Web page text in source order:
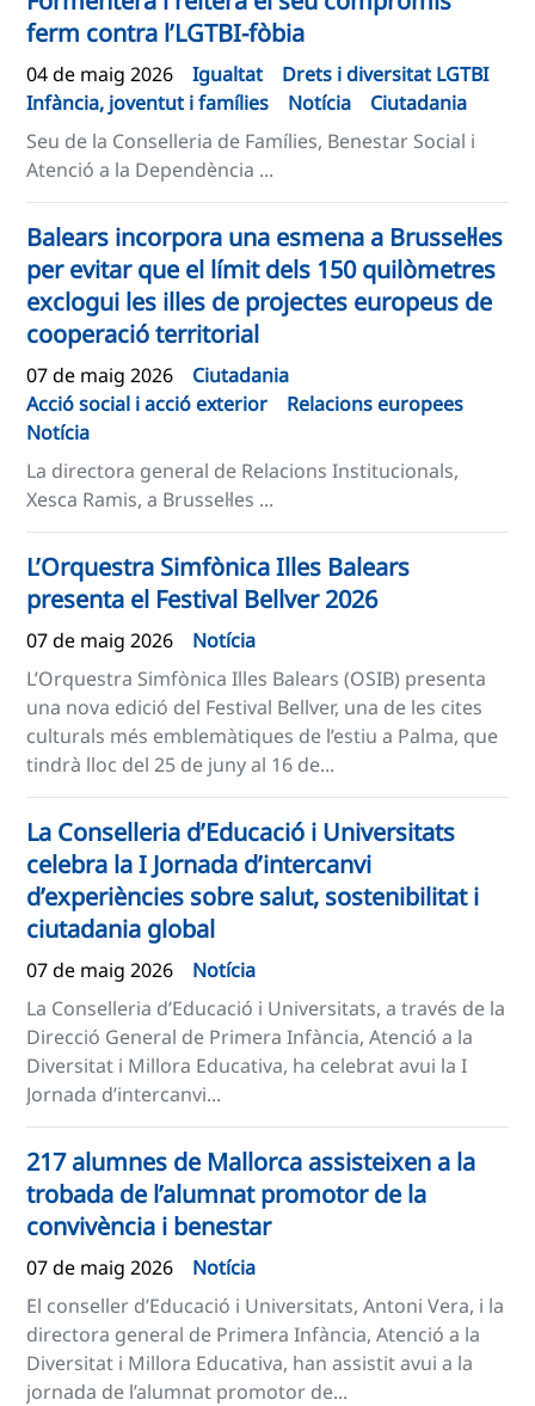
ferm contra l’LGTBI-fòbia
04 de maig 2026 Igualtat
Drets i diversitat LGTBI
Infància, joventut i famílies
Notícia
Ciutadania
Seu de la Conselleria de Famílies, Benestar Social i
Atenció a la Dependència ...
Balears incorpora una esmena a Brussel·les
per evitar que el límit dels 150 quilòmetres
exclogui les illes de projectes europeus de
cooperació territorial
07 de maig 2026
Ciutadania
Acció social i acció exterior
Relacions europees
Notícia
La directora general de Relacions Institucionals,
Xesca Ramis, a Brussel·les ...
L’Orquestra Simfònica Illes Balears
presenta el Festival Bellver 2026
07 de maig 2026
Notícia
L’Orquestra Simfònica Illes Balears (OSIB) presenta
una nova edició del Festival Bellver, una de les cites
culturals més emblemàtiques de l’estiu a Palma, que
tindrà lloc del 25 de juny al 16 de...
La Conselleria d’Educació i Universitats
celebra la I Jornada d’intercanvi
d’experiències sobre salut, sostenibilitat i
ciutadania global
07 de maig 2026
Notícia
La Conselleria d’Educació i Universitats, a través de la
Direcció General de Primera Infància, Atenció a la
Diversitat i Millora Educativa, ha celebrat avui la I
Jornada d’intercanvi...
217 alumnes de Mallorca assisteixen a la
trobada de l’alumnat promotor de la
convivència i benestar
07 de maig 2026
Notícia
El conseller d’Educació i Universitats, Antoni Vera, i la
directora general de Primera Infància, Atenció a la
Diversitat i Millora Educativa, han assistit avui a la
jornada de l’alumnat promotor de...